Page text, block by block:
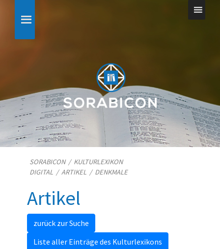
SORABICON/ KULTURLEXIKON
DIGITAL / ARTIKEL / DENKMALE
Artikel
zurück zur Suche
Liste aller Einträge des Kulturlexikons